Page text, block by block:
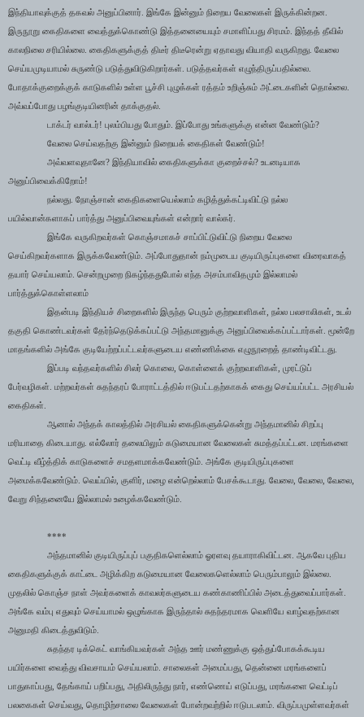
இந்தியாவுக்குத் தகவல் அனுப்பினார். இங்கே இன்னும் நிறைய வேலைகள் இருக்கின்றன.
இருநூறு கைதிகளை வைத்துக்கொண்டு இத்தனையையும் சமாளிப்பது சிரமம். இந்தத் தீவில்
காலநிலை சரியில்லை. கைதிகளுக்குத் திடீர் திடீரென்று ஏதாவது வியாதி வருகிறது. வேலை
செய்யமுடியாமல் சுருண்டு படுத்துவிடுகிறார்கள். படுத்தவர்கள் எழுந்திருப்பதில்லை.
போதாக்குறைக்குக் காடுகளில் உள்ள பூச்சி புழுக்கள் ரத்தம் உறிஞ்சும் அட்டைகளின் தொல்லை.
அவ்வப்போது பழங்குடியினரின் தாக்குதல்.
டாக்டர் வால்டர்! புலம்பியது போதும். இப்போது உங்களுக்கு என்ன வேண்டும்?
வேலை செய்வதற்கு இன்னும் நிறையக் கைதிகள் வேண்டும்!
அவ்வளவுதானே? இந்தியாவில் கைதிகளுக்கா குறைச்சல்? உடனடியாக
அனுப்பிவைக்கிறோம்!
நல்லது. நோஞ்சான் கைதிகளையெல்லாம் கழித்துக்கட்டிவிட்டு நல்ல
பயில்வான்களாகப் பார்த்து அனுப்பிவையுங்கள் என்றார் வால்கர்.
இங்கே வருகிறவர்கள் கொஞ்சமாகச் சாப்பிட்டுவிட்டு நிறைய வேலை
செய்கிறவர்களாக இருக்கவேண்டும். அப்போதுதான் நம்முடைய குடியிருப்புகளை விரைவாகத்
தயார் செய்யலாம். சென்றமுறை நிகழ்ந்ததுபோல் எந்த அசம்பாவிதமும் இல்லாமல்
பார்த்துக்கொள்ளலாம்
இதன்படி இந்தியச் சிறைகளில் இருந்த பெரும் குற்றவாளிகள், நல்ல பலசாலிகள், உடல்
தகுதி கொண்டவர்கள் தேர்ந்தெடுக்கப்பட்டு அந்தமானுக்கு அனுப்பிவைக்கப்பட்டார்கள். மூன்றே
மாதங்களில் அங்கே குடியேற்றப்பட்டவர்களுடைய எண்ணிக்கை எழுநூறைத் தாண்டிவிட்டது.
இப்படி வந்தவர்களில் சிலர் கொலை, கொள்ளைக் குற்றவாளிகள், முரட்டுப்
பேர்வழிகள். மற்றவர்கள் சுதந்தரப் போராட்டத்தில் ஈடுபட்டதற்காகக் கைது செய்யப்பட்ட அரசியல்
கைதிகள்.
ஆனால் அந்தக் காலத்தில் அரசியல் கைதிகளுக்கென்று அந்தமானில் சிறப்பு
மரியாதை கிடையாது. எல்லோர் தலையிலும் கடுமையான வேலைகள் சுமத்தப்பட்டன. மரங்களை
வெட்டி வீழ்த்திக் காடுகளைச் சமதளமாக்கவேண்டும். அங்கே குடியிருப்புகளை
அமைக்கவேண்டும். வெய்யில், குளிர், மழை என்றெல்லாம் பேசக்கூடாது. வேலை, வேலை, வேலை,
வேறு சிந்தனையே இல்லாமல் உழைக்கவேண்டும்.
****
அந்தமானில் குடியிருப்புப் பகுதிகளெல்லாம் ஓரளவு தயாராகிவிட்டன. ஆகவே புதிய
கைதிகளுக்குக் காட்டை அழிக்கிற கடுமையான வேலைகளெல்லாம் பெரும்பாலும் இல்லை.
முதலில் கொஞ்ச நாள் அவர்களைக் காவலர்களுடைய கண்காணிப்பில் அடைத்துவைப்பார்கள்.
அங்கே வம்பு எதுவும் செய்யாமல் ஒழுங்காக இருந்தால் சுதந்தரமாக வெளியே வாழ்வதற்கான
அனுமதி கிடைத்துவிடும்.
சுதந்தர டிக்கெட் வாங்கியவர்கள் அந்த ஊர் மண்ணுக்கு ஒத்துப்போகக்கூடிய
பயிர்களை வைத்து விவசாயம் செய்யலாம். சாலைகள் அமைப்பது, தென்னை மரங்களைப்
பாதுகாப்பது, தேங்காய் பறிப்பது, அதிலிருந்து நார், எண்ணெய் எடுப்பது, மரங்களை வெட்டிப்
பலகைகள் செய்வது, தொழிற்சாலை வேலைகள் போன்றவற்றில் ஈடுபடலாம். விருப்பமுள்ளவர்கள்